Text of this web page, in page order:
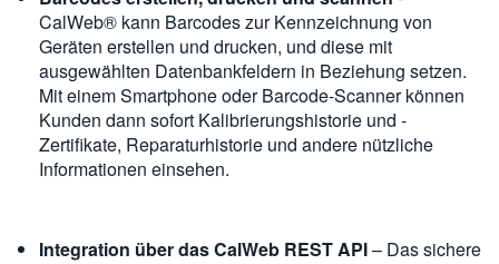
CalWeb® kann Barcodes zur Kennzeichnung von
Geräten erstellen und drucken, und diese mit
ausgewählten Datenbankfeldern in Beziehung setzen.
Mit einem Smartphone oder Barcode-Scanner können
Kunden dann sofort Kalibrierungshistorie und -
Zertifikate, Reparaturhistorie und andere nützliche
Informationen einsehen.
Integration über das CalWeb REST API– Das sichere